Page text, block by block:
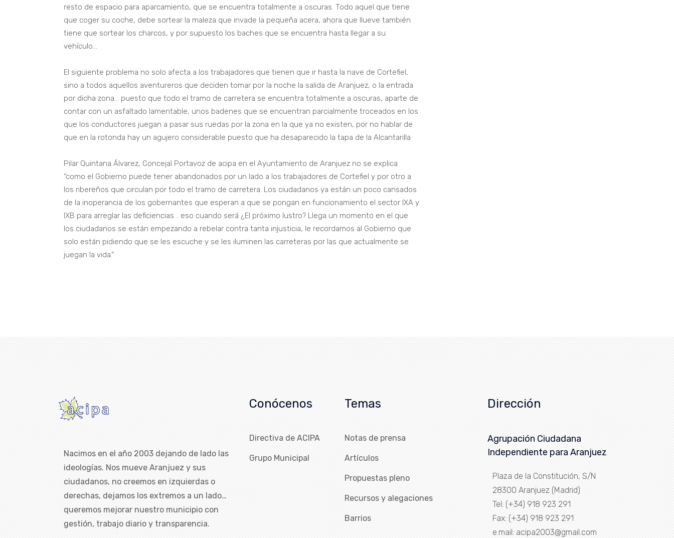
resto de espacio para aparcamiento, que se encuentra totalmente a oscuras. Todo aquel que tiene
que coger su coche, debe sortear la maleza que invade la pequeña acera, ahora que llueve también
tiene que sortear los charcos, y por supuesto los baches que se encuentra hasta llegar a su
vehículo…
El siguiente problema no solo afecta a los trabajadores que tienen que ir hasta la nave de Cortefiel,
sino a todos aquellos aventureros que deciden tomar por la noche la salida de Aranjuez, o la entrada
por dicha zona… puesto que todo el tramo de carretera se encuentra totalmente a oscuras, aparte de
contar con un asfaltado lamentable, unos badenes que se encuentran parcialmente troceados en los
que los conductores juegan a pasar sus ruedas por la zona en la que ya no existen, por no hablar de
que en la rotonda hay un agujero considerable puesto que ha desaparecido la tapa de la Alcantarilla
Pilar Quintana Álvarez, Concejal Portavoz de acipa en el Ayuntamiento de Aranjuez no se explica
“como el Gobierno puede tener abandonados por un lado a los trabajadores de Cortefiel y por otro a
los ribereños que circulan por todo el tramo de carretera. Los ciudadanos ya están un poco cansados
de la inoperancia de los gobernantes que esperan a que se pongan en funcionamiento el sector IXA y
IXB para arreglar las deficiencias… eso cuando será ¿El próximo lustro? Llega un momento en el que
los ciudadanos se están empezando a rebelar contra tanta injusticia, le recordamos al Gobierno que
solo están pidiendo que se les escuche y se les iluminen las carreteras por las que actualmente se
juegan la vida.”
Nacimos en el año 2003 dejando de lado las
ideologías. Nos mueve Aranjuez y sus
ciudadanos, no creemos en izquierdas o
derechas, dejamos los extremos a un lado…
queremos mejorar nuestro municipio con
gestión, trabajo diario y transparencia.
Conócenos
Directiva de ACIPA
Grupo Municipal
Temas
Notas de prensa
Artículos
Propuestas pleno
Recursos y alegaciones
Barrios
Dirección
Agrupación Ciudadana
Independiente para Aranjuez
Plaza de la Constitución, S/N
28300 Aranjuez (Madrid)
Tel: (+34) 918 923 291
Fax: (+34) 918 923 291
e.mail: acipa2003@gmail.com